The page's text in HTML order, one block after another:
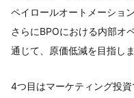
ペイロールオートメーショ
さらにBPOにおける内部オ
通じて、原価低減を目指しま
4つ目はマーケティング投資